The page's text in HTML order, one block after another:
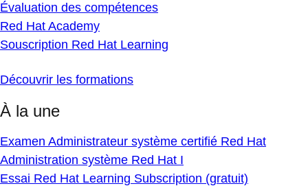
Évaluation des compétences
Red Hat Academy
Souscription Red Hat Learning
Découvrir les formations
À la une
Examen Administrateur système certifié Red Hat
Administration système Red Hat I
Essai Red Hat Learning Subscription (gratuit)